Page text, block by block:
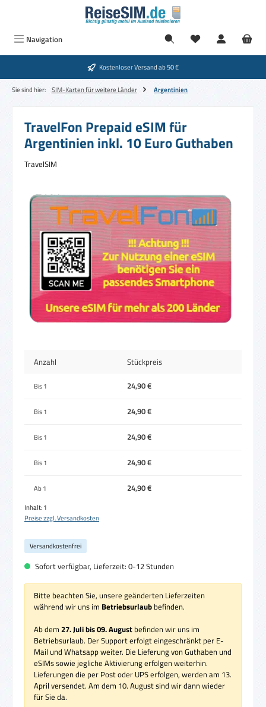
Zum Hauptinhalt springen
Navigation
Kostenloser Versand ab 50 €
Sie sind hier: SIM-Karten für weitere Länder Argentinien
TravelFon Prepaid eSIM für
Argentinien inkl. 10 Euro Guthaben
TravelSIM
Bildergalerie überspringen
Anzahl Stückpreis
Bis1 24,90 €
Bis1 24,90 €
Bis1 24,90 €
Bis1 24,90 €
Ab1 24,90 €
Inhalt:1
Preise zzgl. Versandkosten
Versandkostenfrei
Sofort verfügbar, Lieferzeit: 0-12 Stunden
Bitte beachten Sie, unsere geänderten Lieferzeiten
während wir uns im Betriebsurlaub befinden.
Ab dem 27. Juli bis 09. August befinden wir uns im
Betriebsurlaub. Der Support erfolgt eingeschränkt per E-
Mail und Whatsapp weiter. Die Lieferung von Guthaben und
eSIMs sowie jegliche Aktivierung erfolgen weiterhin.
Lieferungen die per Post oder UPS erfolgen, werden am 13.
April versendet. Am dem 10. August sind wir dann wieder
für Sie da.